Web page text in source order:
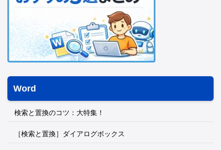
Word
検索と置換のコツ：大特集！
［検索と置換］ダイアログボックス